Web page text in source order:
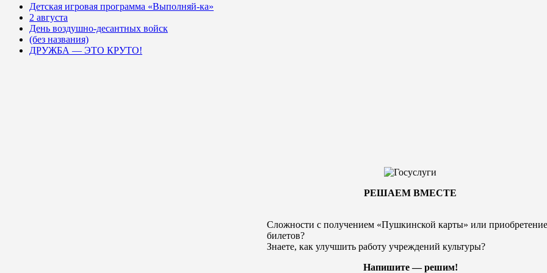
Детская игровая программа «Выполняй-ка»
2 августа
День воздушно-десантных войск
(без названия)
ДРУЖБА — ЭТО КРУТО!
РЕШАЕМ ВМЕСТЕ
Сложности с получением «Пушкинской карты» или
билетов?
Знаете, как улучшить работу учреждений культуры?
Напишите — решим!